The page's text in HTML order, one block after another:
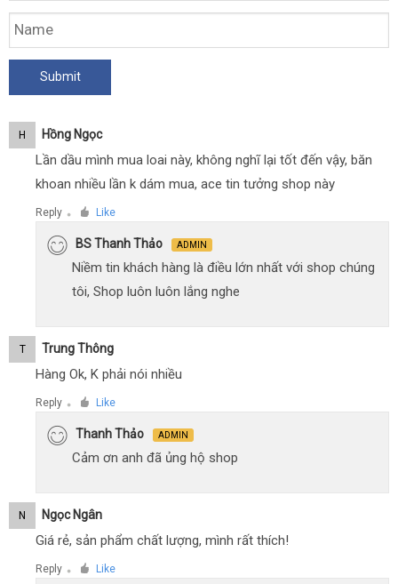
H Hồng Ngọc
Lần dầu mình mua loai này, không nghĩ lại tốt đến vậy, băn
khoan nhiều lần k dám mua, ace tin tưởng shop này
Reply ● Like
BS Thanh Thảo ADMIN
Niềm tin khách hàng là điều lớn nhất với shop chúng
tôi, Shop luôn luôn lắng nghe
T Trung Thông
Hàng Ok, K phải nói nhiều
Reply ● Like
Thanh Thảo ADMIN
Cảm ơn anh đã ủng hộ shop
N Ngọc Ngân
Giá rẻ, sản phẩm chất lượng, mình rất thích!
Reply ● Like